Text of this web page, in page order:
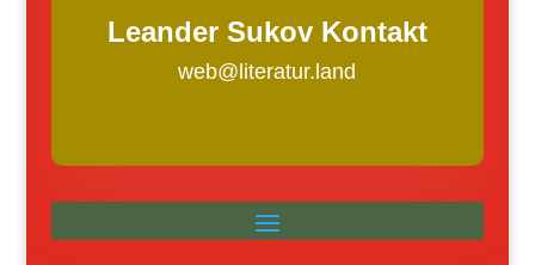
Leander Sukov Kontakt
web@literatur.land